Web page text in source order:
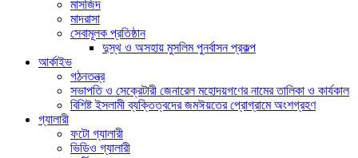
মাসজিদ
মাদরাসা
সেবামূলক প্রতিষ্ঠান
দুস্থ ও অসহায় মুসলিম পুনর্বাসন প্রকল্প
আর্কাইভ
গঠনতন্ত্র
সভাপতি ও সেক্রেটারী জেনারেল মহোদয়গণের নামের তালিকা ও কার্যকাল
বিশিষ্ট ইসলামী ব্যক্তিত্বদের জমঈয়তের প্রোগ্রামে অংশগ্রহণ
গ্যালারী
ফটো গ্যালারী
ভিডিও গ্যালারী